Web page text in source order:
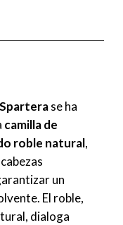
se ha
camilla de
roble natural,
un
El roble,
dialoga